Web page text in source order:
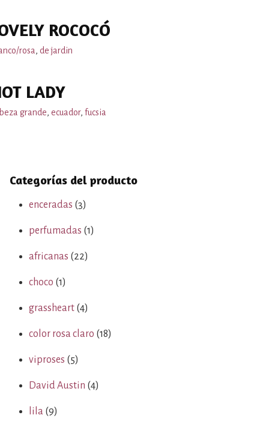
ROCOCÓ
rosa, de jardin
LADY
grande, ecuador, fucsia
Categorías del producto
enceradas (3)
perfumadas (1)
africanas (22)
choco (1)
grassheart (4)
color rosa claro (18)
viproses (5)
David Austin (4)
lila (9)